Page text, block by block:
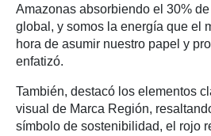
Amazonas absorbiendo el 30%
global, y somos la energía que el
hora de asumir nuestro papel y
enfatizó.
También, destacó los elementos
visual de Marca Región,
símbolo de sostenibilidad, el rojo